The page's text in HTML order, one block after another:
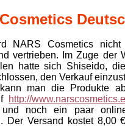
NARS Cosmetics
vertrieben. Im Zuge der
hatte sich Shiseido,
den Verkauf
man die Produkte
http://
und noch ein paar
Der Versand kostet 8,00